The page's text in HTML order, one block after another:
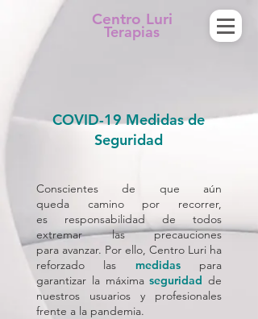
Centro Luri
Terapias
COVID-19 Medidas de
Seguridad
Conscientes de que aún
queda camino por recorrer,
es responsabilidad de todos
extremar las precauciones
para avanzar. Por ello, Centro Luri ha
reforzado las medidaspara
garantizar la máxima seguridad de
nuestros usuarios y profesionales
frente a la pandemia.